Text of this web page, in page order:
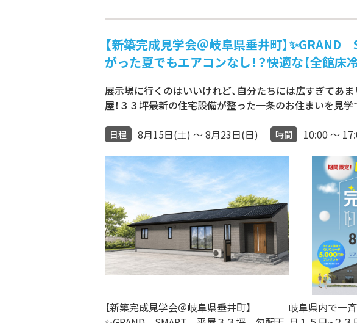
【新築完成見学会＠岐阜県垂井町】
がった夏でもエアコンなし！？快適な【全館床
展示場に行くのはいいけれど、自分たちには広すぎてあ
屋！３３坪最新の住宅設備が整った一条のお住まいを見
日程 8月15日(土) ～ 8月23日(日) 時間 10:00 ～
【新築完成見学会＠岐阜県垂井町】
岐阜県内で一斉